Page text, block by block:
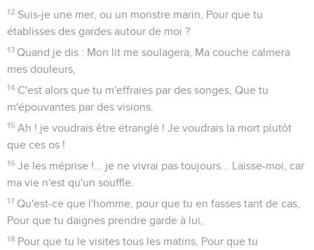
12 Suis-je une mer, ou un monstre marin, Pour que tu
établisses des gardes autour de moi ?
13 Quand je dis : Mon lit me soulagera, Ma couche calmera
mes douleurs,
14 C'est alors que tu m'effraies par des songes, Que tu
m'épouvantes par des visions.
15 Ah ! je voudrais être étranglé ! Je voudrais la mort plutôt
que ces os !
16 Je les méprise !... je ne vivrai pas toujours... Laisse-moi, car
ma vie n'est qu'un souffle.
17 Qu'est-ce que l'homme, pour que tu en fasses tant de cas,
Pour que tu daignes prendre garde à lui,
18 Pour que tu le visites tous les matins, Pour que tu